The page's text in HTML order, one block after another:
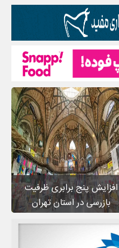
افزایش پنج برابری ظرفیت
بازرسی در استان تهران